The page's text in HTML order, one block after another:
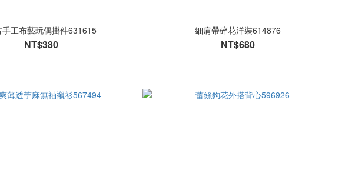
手工布藝玩偶掛件631615
NT$380
細肩帶碎花洋裝614876
NT$680